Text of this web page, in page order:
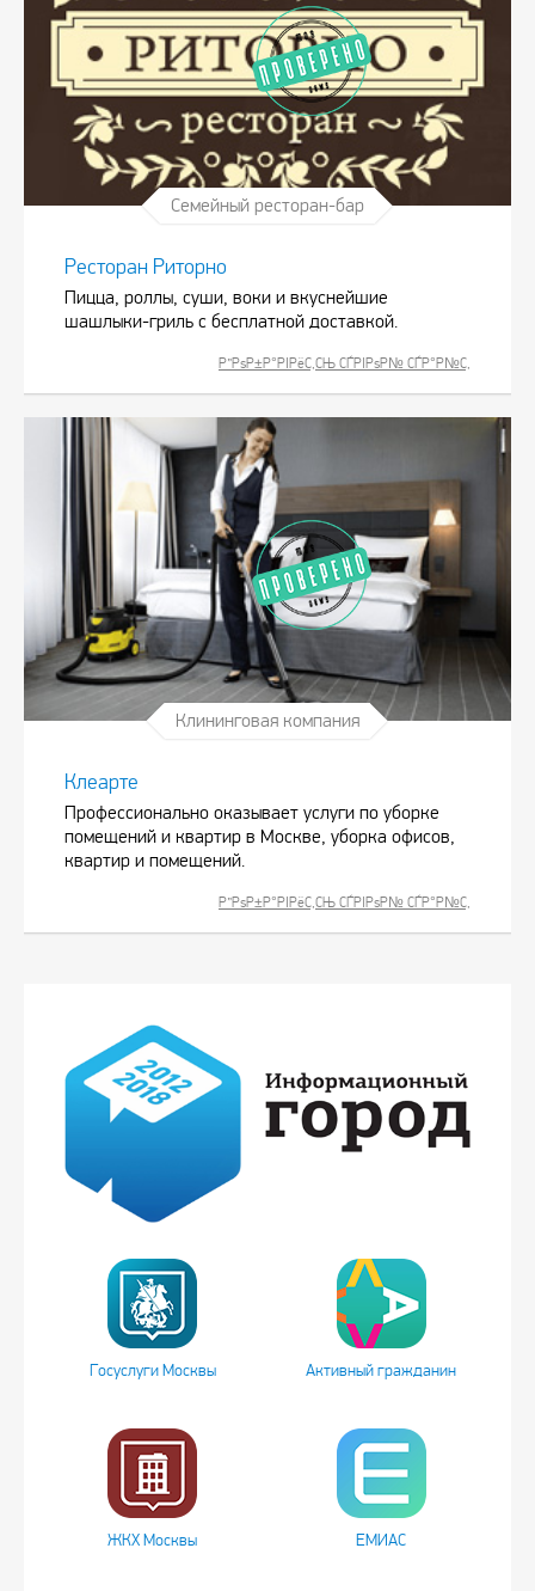
Семейный ресторан-бар
Ресторан Риторно
Пицца, роллы, суши, воки и вкуснейшие
шашлыки-гриль с бесплатной доставкой.
Р”РѕР±Р°РІРёС‚СЊ СЃРІРѕР№ СЃР°Р№С‚
Клининговая компания
Клеарте
Профессионально оказывает услуги по уборке
помещений и квартир в Москве, уборка офисов,
квартир и помещений.
Р”РѕР±Р°РІРёС‚СЊ СЃРІРѕР№ СЃР°Р№С‚
Госуслуги Москвы Активный гражданин
ЖКХ Москвы ЕМИАС